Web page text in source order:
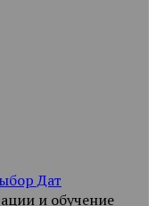
Дат
и обучение